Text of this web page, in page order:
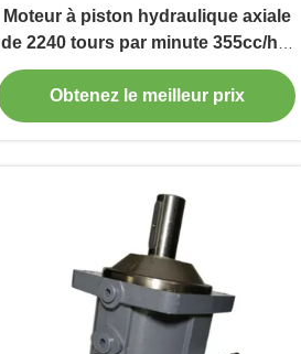
Moteur à piston hydraulique axiale
de 2240 tours par minute 355cc/h à
débit élevé pour machines mobiles
Obtenez le meilleur prix